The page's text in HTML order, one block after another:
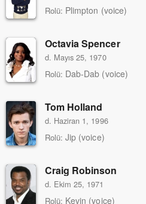
Rolü: Plimpton (voice)
Octavia Spencer
d. Mayıs 25, 1970
Rolü: Dab-Dab (voice)
Tom Holland
d. Haziran 1, 1996
Rolü: Jip (voice)
Craig Robinson
d. Ekim 25, 1971
Rolü: Kevin (voice)